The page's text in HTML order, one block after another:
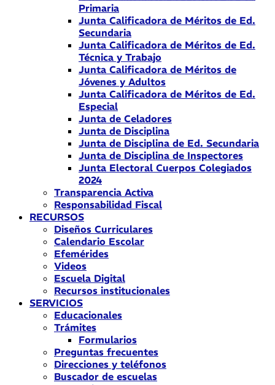
Primaria
Junta Calificadora de Méritos de Ed.
Secundaria
Junta Calificadora de Méritos de Ed.
Técnica y Trabajo
Junta Calificadora de Méritos de
Jóvenes y Adultos
Junta Calificadora de Méritos de Ed.
Especial
Junta de Celadores
Junta de Disciplina
Junta de Disciplina de Ed. Secundaria
Junta de Disciplina de Inspectores
Junta Electoral Cuerpos Colegiados
2024
Transparencia Activa
Responsabilidad Fiscal
RECURSOS
Diseños Curriculares
Calendario Escolar
Efemérides
Videos
Escuela Digital
Recursos institucionales
SERVICIOS
Educacionales
Trámites
Formularios
Preguntas frecuentes
Direcciones y teléfonos
Buscador de escuelas